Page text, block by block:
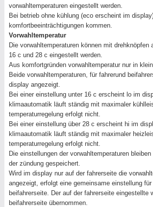
vorwahltemperaturen eingestellt werden.
Bei betrieb ohne kühlung (eco erscheint im
komfortbeeinträchtigungen kommen.
Vorwahltemperatur
Die vorwahltemperaturen können mit drehknöpfen
16 c und 28 c eingestellt werden.
Aus komfortgründen vorwahltemperatur nur in
Beide vorwahltemperaturen, für fahrerund
display angezeigt.
Bei einer einstellung unter 16 c erscheint lo im
klimaautomatik läuft ständig mit maximaler
temperaturregelung erfolgt nicht.
Bei einer einstellung über 28 c erscheint hi im
klimaautomatik läuft ständig mit maximaler
temperaturregelung erfolgt nicht.
Die einstellungen der vorwahltemperaturen
der zündung gespeichert.
Wird im display nur auf der fahrerseite die
angezeigt, erfolgt eine gemeinsame einstellung für
beifahrerseite. Der auf der fahrerseite eingestellte
beifahrerseite übernommen.